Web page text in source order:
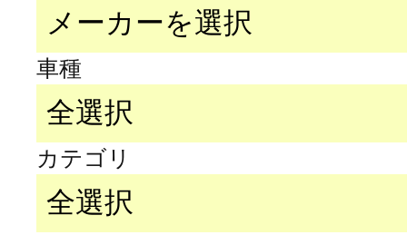
車種
カテゴリ